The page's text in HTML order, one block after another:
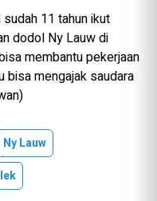
11 tahun ikut
dodol Ny Lauw di
membantu pekerjaan
bisa mengajak saudara
Ny Lauw